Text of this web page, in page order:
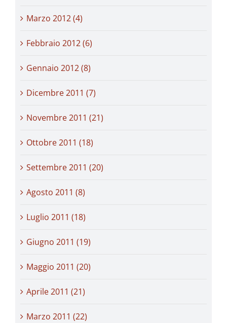
Marzo 2012 (4)
Febbraio 2012 (6)
Gennaio 2012 (8)
Dicembre 2011 (7)
Novembre 2011 (21)
Ottobre 2011 (18)
Settembre 2011 (20)
Agosto 2011 (8)
Luglio 2011 (18)
Giugno 2011 (19)
Maggio 2011 (20)
Aprile 2011 (21)
Marzo 2011 (22)